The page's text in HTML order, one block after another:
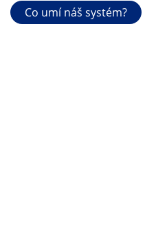
Co umí náš systém?